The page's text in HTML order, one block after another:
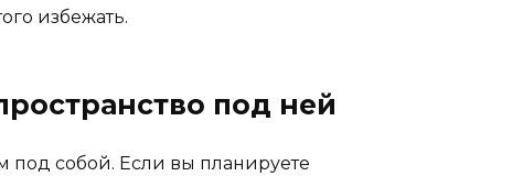
избежать.
под ней
под собой. Если вы планируете